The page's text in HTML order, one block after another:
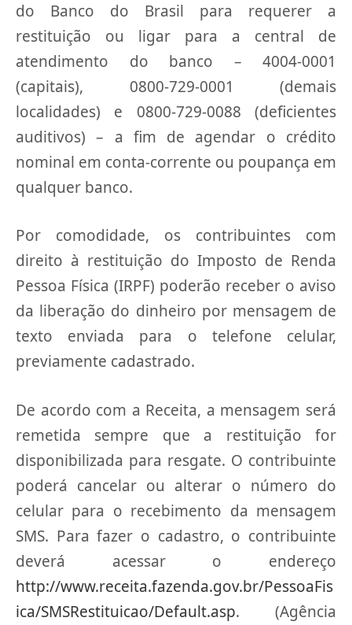
do Banco do Brasil para requerer a
restituição ou ligar para a central de
atendimento do banco – 4004-0001
(capitais), 0800-729-0001 (demais
localidades) e 0800-729-0088 (deficientes
auditivos) – a fim de agendar o crédito
nominal em conta-corrente ou poupança em
qualquer banco.
Por comodidade, os contribuintes com
direito à restituição do Imposto de Renda
Pessoa Física (IRPF) poderão receber o aviso
da liberação do dinheiro por mensagem de
texto enviada para o telefone celular,
previamente cadastrado.
De acordo com a Receita, a mensagem será
remetida sempre que a restituição for
disponibilizada para resgate. O contribuinte
poderá cancelar ou alterar o número do
celular para o recebimento da mensagem
SMS. Para fazer o cadastro, o contribuinte
deverá acessar o endereço
http://www.receita.fazenda.gov.br/PessoaFis
ica/SMSRestituicao/Default.asp. (Agência